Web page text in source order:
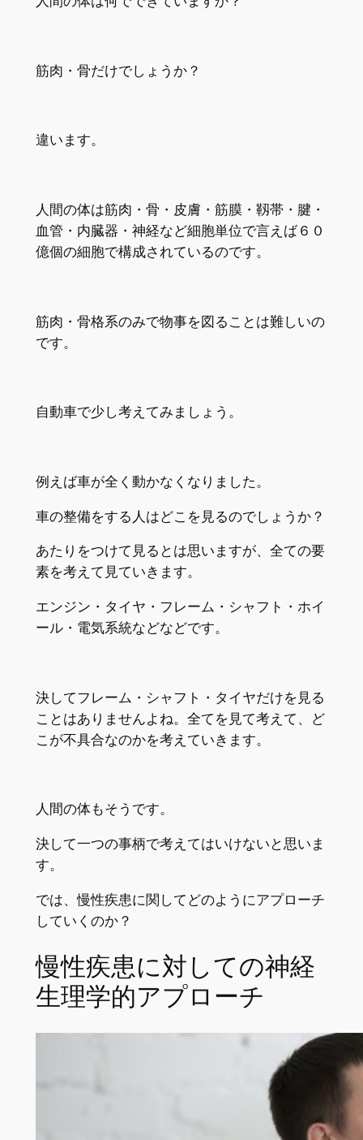
筋肉・骨だけでしょうか？
違います。
人間の体は筋肉・骨・皮膚・筋膜・靱帯・腱・
血管・内臓器・神経など細胞単位で言えば６０
億個の細胞で構成されているのです。
筋肉・骨格系のみで物事を図ることは難しいの
です。
自動車で少し考えてみましょう。
例えば車が全く動かなくなりました。
車の整備をする人はどこを見るのでしょうか？
あたりをつけて見るとは思いますが、全ての要
素を考えて見ていきます。
エンジン・タイヤ・フレーム・シャフト・ホイ
ール・電気系統などなどです。
決してフレーム・シャフト・タイヤだけを見る
ことはありませんよね。全てを見て考えて、ど
こが不具合なのかを考えていきます。
人間の体もそうです。
決して一つの事柄で考えてはいけないと思いま
す。
では、慢性疾患に関してどのようにアプローチ
していくのか？
慢性疾患に対しての神経
生理学的アプローチ